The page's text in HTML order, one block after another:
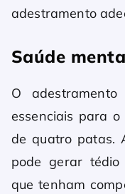
adestramento
Saúde
O adestramento
essenciais para
de quatro patas.
pode gerar tédio
que tenham